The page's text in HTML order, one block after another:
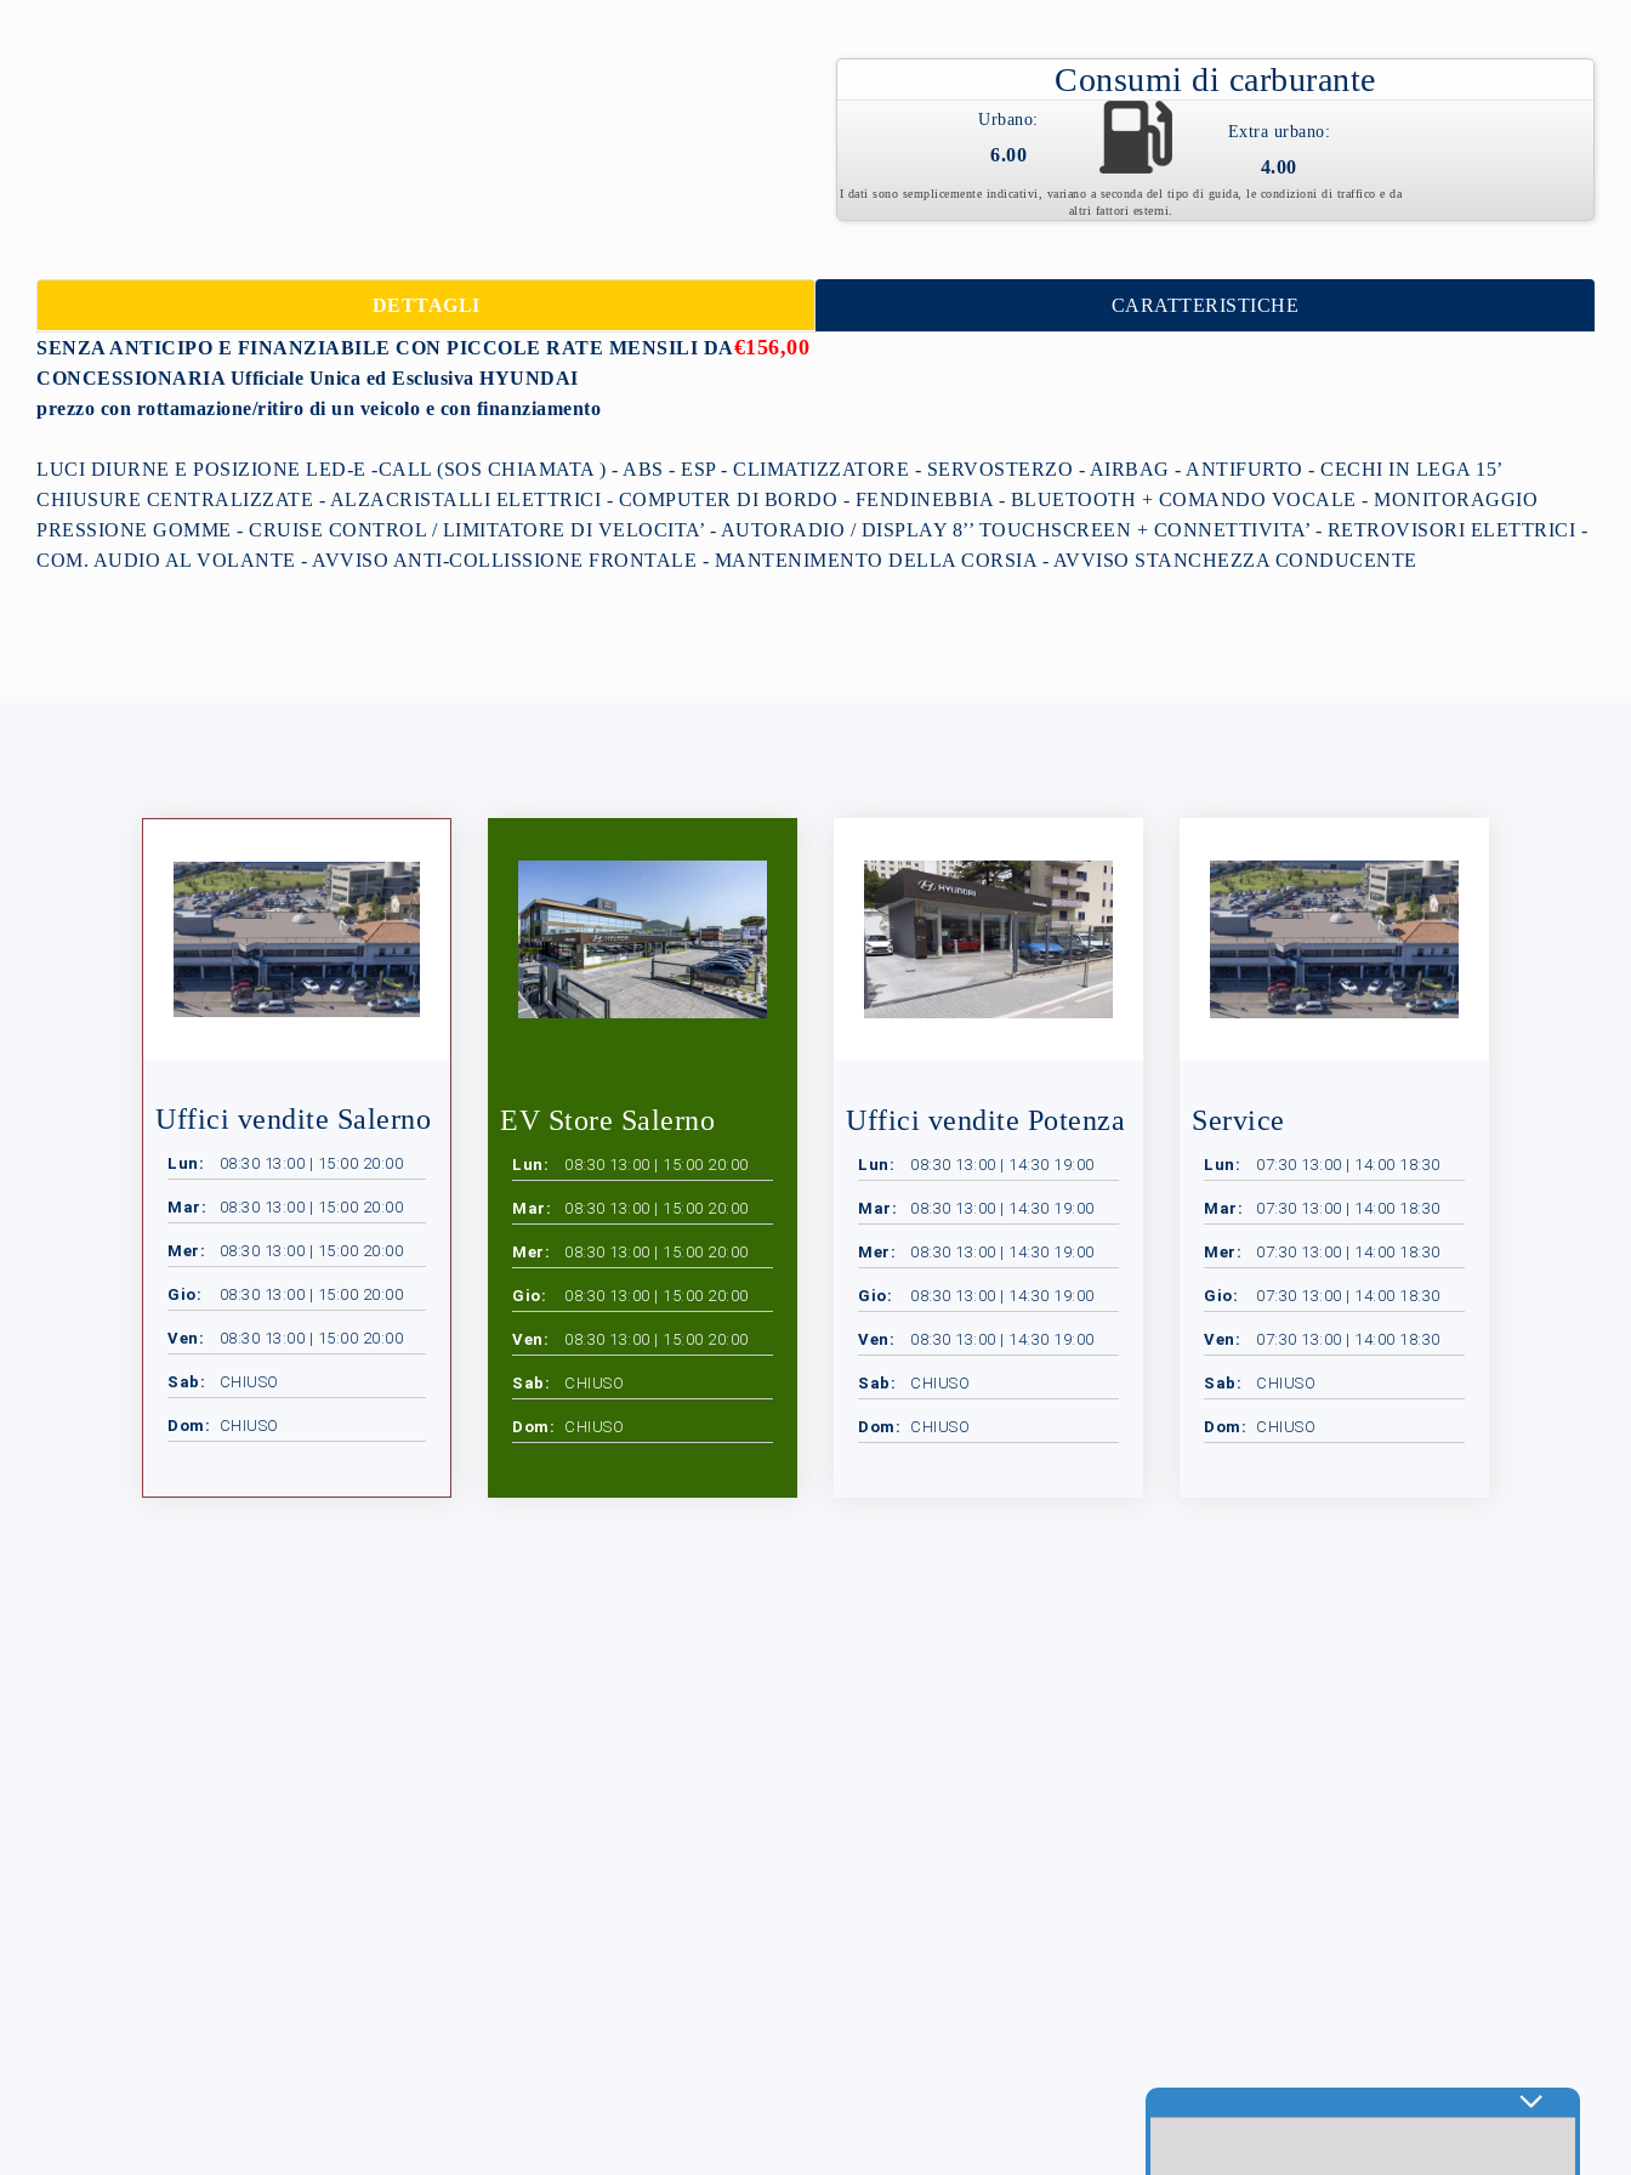
Consumi di carburante
Urbano:
6.00
Extra urbano:
4.00
I dati sono semplicemente indicativi, variano a seconda del tipo di guida, le condizioni di traffico e da
altri fattori esterni.
DETTAGLI CARATTERISTICHE
SENZA ANTICIPO E FINANZIABILE CON PICCOLE RATE MENSILI DA€156,00
CONCESSIONARIA Ufficiale Unica ed Esclusiva HYUNDAI
prezzo con rottamazione/ritiro di un veicolo e con finanziamento
LUCI DIURNE E POSIZIONE LED-E -CALL (SOS CHIAMATA ) - ABS - ESP - CLIMATIZZATORE - SERVOSTERZO - AIRBAG - ANTIFURTO - CECHI IN LEGA 15’
CHIUSURE CENTRALIZZATE - ALZACRISTALLI ELETTRICI - COMPUTER DI BORDO - FENDINEBBIA - BLUETOOTH + COMANDO VOCALE - MONITORAGGIO
PRESSIONE GOMME - CRUISE CONTROL / LIMITATORE DI VELOCITA’ - AUTORADIO / DISPLAY 8’’ TOUCHSCREEN + CONNETTIVITA’ - RETROVISORI ELETTRICI -
COM. AUDIO AL VOLANTE - AVVISO ANTI-COLLISSIONE FRONTALE - MANTENIMENTO DELLA CORSIA - AVVISO STANCHEZZA CONDUCENTE
Uffici vendite Salerno
Lun: 08:30 13:00 | 15:00 20:00
Mar: 08:30 13:00 | 15:00 20:00
Mer: 08:30 13:00 | 15:00 20:00
Gio: 08:30 13:00 | 15:00 20:00
Ven: 08:30 13:00 | 15:00 20:00
Sab: CHIUSO
Dom: CHIUSO
EV Store Salerno
Lun: 08:30 13:00 | 15:00 20:00
Mar: 08:30 13:00 | 15:00 20:00
Mer: 08:30 13:00 | 15:00 20:00
Gio: 08:30 13:00 | 15:00 20:00
Ven: 08:30 13:00 | 15:00 20:00
Sab: CHIUSO
Dom: CHIUSO
Uffici vendite Potenza
Lun: 08:30 13:00 | 14:30 19:00
Mar: 08:30 13:00 | 14:30 19:00
Mer: 08:30 13:00 | 14:30 19:00
Gio: 08:30 13:00 | 14:30 19:00
Ven: 08:30 13:00 | 14:30 19:00
Sab: CHIUSO
Dom: CHIUSO
Service
Lun: 07:30 13:00 | 14:00 18:30
Mar: 07:30 13:00 | 14:00 18:30
Mer: 07:30 13:00 | 14:00 18:30
Gio: 07:30 13:00 | 14:00 18:30
Ven: 07:30 13:00 | 14:00 18:30
Sab: CHIUSO
Dom: CHIUSO